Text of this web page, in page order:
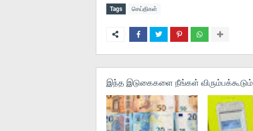
Tags செய்திகள்
இந்த இடுகைகளை நீங்கள் விரும்பக்கூடும்